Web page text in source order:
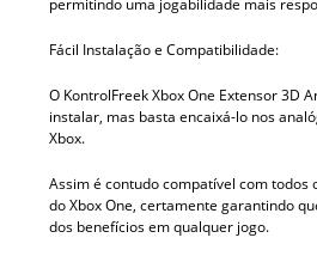
permitindo uma jogabilidade mais
Fácil Instalação e Compatibilidade:
O KontrolFreek Xbox One Extensor 3D
instalar, mas basta encaixá-lo nos
Xbox.
Assim é contudo compatível com todos
do Xbox One, certamente garantindo
dos benefícios em qualquer jogo.